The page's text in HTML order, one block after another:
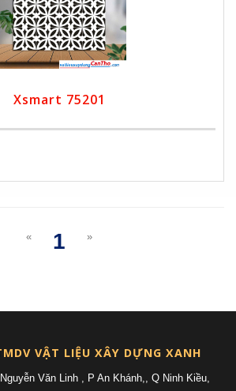
Xsmart 75201
«
1
»
VẬT LIỆU XÂY DỰNG XANH
Văn Linh , P An Khánh,, Q Ninh Kiều,